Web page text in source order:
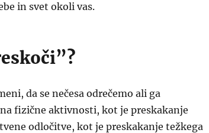
in svet okoli vas.
da se nečesa odrečemo ali ga
fizične aktivnosti, kot je preskakanje
odločitve, kot je preskakanje težkega